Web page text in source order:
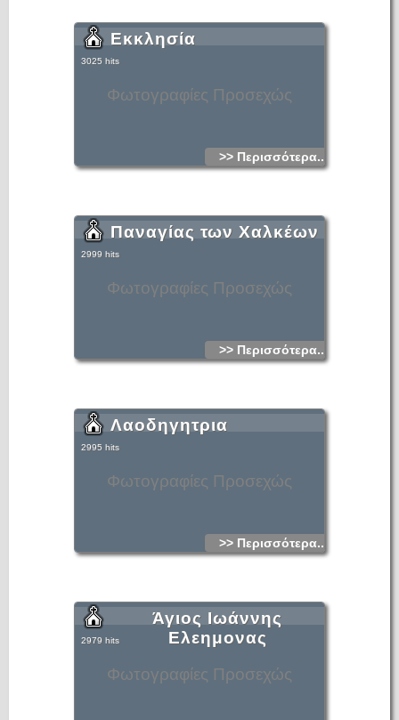
Φωτογραφίες Προσεχώς
Εκκλησία
3025 hits
>> Περισσότερα...
Φωτογραφίες Προσεχώς
Παναγίας των Χαλκέων
2999 hits
>> Περισσότερα...
Φωτογραφίες Προσεχώς
Λαοδηγητρια
2995 hits
>> Περισσότερα...
Φωτογραφίες Προσεχώς
Άγιος Ιωάννης
Ελεημονας
2979 hits